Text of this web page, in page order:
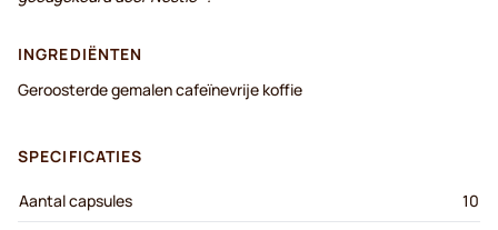
INGREDIËNTEN
Geroosterde gemalen cafeïnevrije koffie
SPECIFICATIES
Aantal capsules
10